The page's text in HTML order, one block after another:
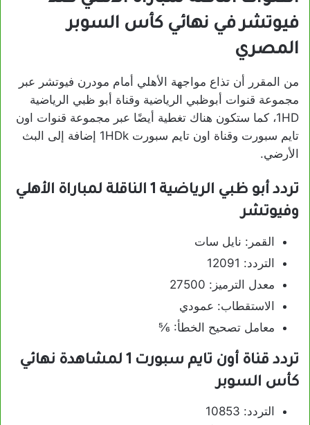
فيوتشر في نهائي كأس السوبر
المصري
من المقرر أن تذاع مواجهة الأهلي أمام مودرن فيوتشر عبر
مجموعة قنوات أبوظبي الرياضية وقناة أبو ظبي الرياضية
1HD، كما ستكون هناك تغطية أيضًا عبر مجموعة قنوات اون
تايم سبورت وقناة اون تايم سبورت 1HDk إضافة إلى البث
الأرضي.
تردد أبو ظبي الرياضية 1 الناقلة لمباراة الأهلي
وفيوتشر
القمر: نايل سات
التردد: 12091
معدل الترميز: 27500
الاستقطاب: عمودي
معامل تصحيح الخطأ: ⅚
تردد قناة أون تايم سبورت 1 لمشاهدة نهائي
كأس السوبر
التردد: 10853